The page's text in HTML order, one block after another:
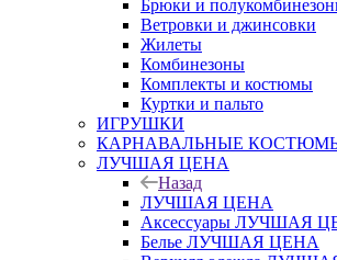
Брюки и
Ветровки и джинсовки
Жилеты
Комбинезоны
Комплекты и костюмы
Куртки и пальто
ИГРУШКИ
КАРНАВАЛЬНЫЕ
ЛУЧШАЯ ЦЕНА
Назад
ЛУЧШАЯ ЦЕНА
Аксессуары ЛУЧШАЯ
Белье ЛУЧШАЯ ЦЕНА